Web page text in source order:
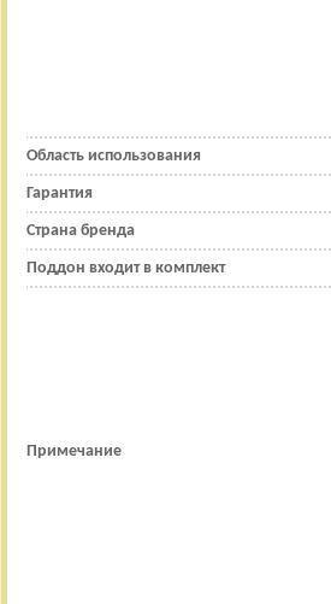
Область использования
Гарантия
Страна бренда
Поддон входит в комплект
Примечание